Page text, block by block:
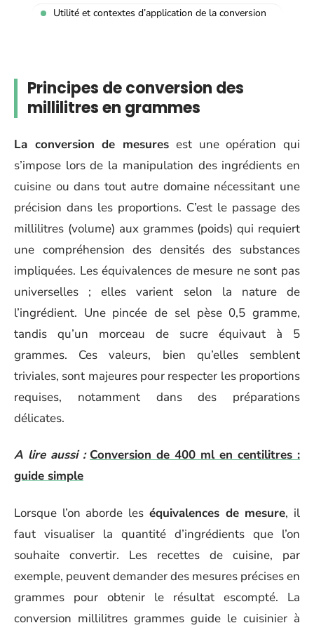
Utilité et contextes d’application de la conversion
Principes de conversion des
millilitres en grammes
La conversion de mesures est une opération qui
s’impose lors de la manipulation des ingrédients en
cuisine ou dans tout autre domaine nécessitant une
précision dans les proportions. C’est le passage des
millilitres (volume) aux grammes (poids) qui requiert
une compréhension des densités des substances
impliquées. Les équivalences de mesure ne sont pas
universelles ; elles varient selon la nature de
l’ingrédient. Une pincée de sel pèse 0,5 gramme,
tandis qu’un morceau de sucre équivaut à 5
grammes. Ces valeurs, bien qu’elles semblent
triviales, sont majeures pour respecter les proportions
requises, notamment dans des préparations
délicates.
A lire aussi : Conversion de 400 ml en centilitres :
guide simple
Lorsque l’on aborde les équivalences de mesure, il
faut visualiser la quantité d’ingrédients que l’on
souhaite convertir. Les recettes de cuisine, par
exemple, peuvent demander des mesures précises en
grammes pour obtenir le résultat escompté. La
conversion millilitres grammes guide le cuisinier à